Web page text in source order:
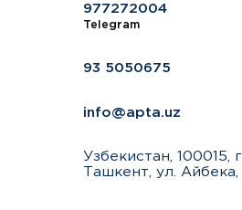
977272004
Telegram
93 5050675
info@apta.uz
Узбекистан, 100015, г.
Ташкент, ул. Айбека,